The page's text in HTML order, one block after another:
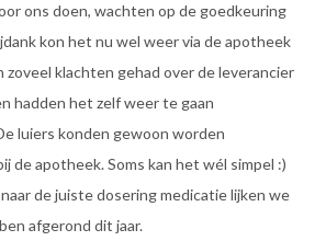
ons doen, wachten op de goedkeuring
kon het nu wel weer via de apotheek
zoveel klachten gehad over de leverancier
hadden het zelf weer te gaan
luiers konden gewoon worden
de apotheek. Soms kan het wél simpel :)
de juiste dosering medicatie lijken we
afgerond dit jaar.